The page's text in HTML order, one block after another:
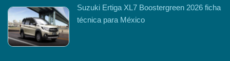
Suzuki Ertiga XL7 Boostergreen 2026 ficha
técnica para México